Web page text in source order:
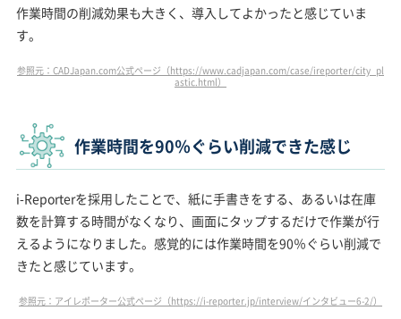
作業時間の削減効果も大きく、導入してよかったと感じていま
す。
参照元：CADJapan.com公式ページ（https://www.cadjapan.com/case/ireporter/city_pl
astic.html）
作業時間を90％ぐらい削減できた感じ
i-Reporterを採用したことで、紙に手書きをする、あるいは在庫
数を計算する時間がなくなり、画面にタップするだけで作業が行
えるようになりました。感覚的には作業時間を90％ぐらい削減で
きたと感じています。
参照元：アイレポーター公式ページ（https://i-reporter.jp/interview/インタビュー6-2/）